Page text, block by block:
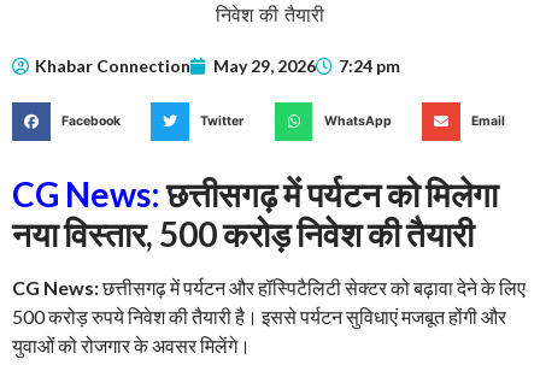
Khabar Connection May 29, 2026 7:24 pm
Facebook Twitter WhatsApp Email
CG News:छत्तीसगढ़ में पर्यटन को मिलेगा
नया विस्तार, 500 करोड़ निवेश की तैयारी
CG News:छत्तीसगढ़ में पर्यटन और हॉस्पिटैलिटी सेक्टर को बढ़ावा देने के लिए
500 करोड़ रुपये निवेश की तैयारी है। इससे पर्यटन सुविधाएं मजबूत होंगी और
युवाओं को रोजगार के अवसर मिलेंगे।